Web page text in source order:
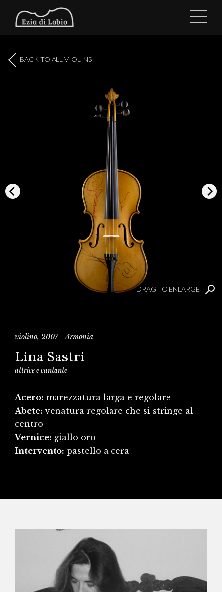
BACK TO ALL VIOLINS
DRAG TO ENLARGE
violino, 2007 - Armonia
Lina Sastri
attrice e cantante
Acero: marezzatura larga e regolare
Abete: venatura regolare che si stringe al
centro
Vernice: giallo oro
Intervento: pastello a cera